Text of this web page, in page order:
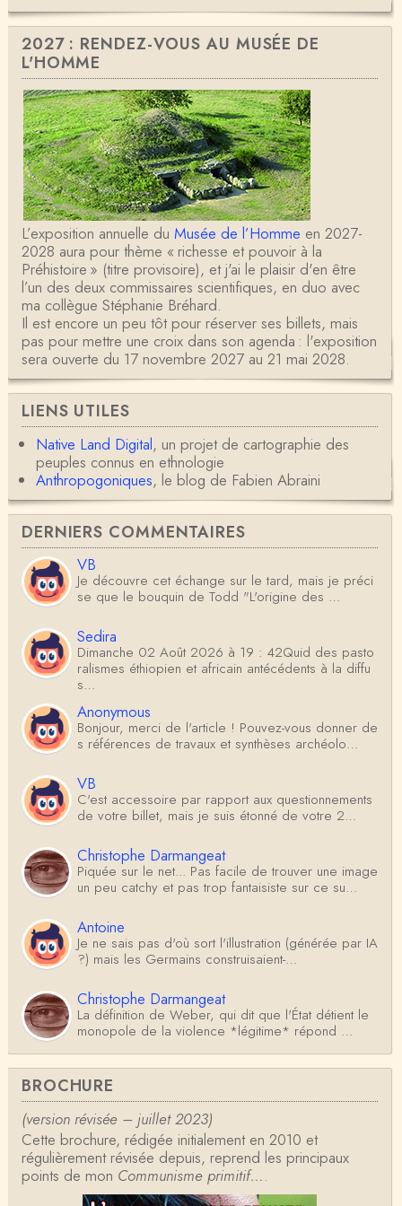
2027 : RENDEZ-VOUS AU MUSÉE DE
L'HOMME
L’exposition annuelle du Musée de l’Homme en 2027-
2028 aura pour thème « richesse et pouvoir à la
Préhistoire » (titre provisoire), et j'ai le plaisir d'en être
l’un des deux commissaires scientifiques, en duo avec
ma collègue Stéphanie Bréhard.
Il est encore un peu tôt pour réserver ses billets, mais
pas pour mettre une croix dans son agenda : l'exposition
sera ouverte du 17 novembre 2027 au 21 mai 2028.
LIENS UTILES
Native Land Digital, un projet de cartographie des
peuples connus en ethnologie
Anthropogoniques, le blog de Fabien Abraini
DERNIERS COMMENTAIRES
VB
Je découvre cet échange sur le tard, mais je préci
se que le bouquin de Todd "L'origine des …
Sedira
Dimanche 02 Août 2026 à 19 : 42Quid des pasto
ralismes éthiopien et africain antécédents à la diffu
s…
Anonymous
Bonjour, merci de l'article ! Pouvez-vous donner de
s références de travaux et synthèses archéolo…
VB
C'est accessoire par rapport aux questionnements
de votre billet, mais je suis étonné de votre 2…
Christophe Darmangeat
Piquée sur le net... Pas facile de trouver une image
un peu catchy et pas trop fantaisiste sur ce su…
Antoine
Je ne sais pas d'où sort l'illustration (générée par IA
?) mais les Germains construisaient-…
Christophe Darmangeat
La définition de Weber, qui dit que l'État détient le
monopole de la violence *légitime* répond …
Anonymous
Formidable et complexe sujet ; l'ancien professeur
d'histoire que je suis, Alsacien de surcr…
Tangui Przybylowski
Concernant Fustel de Coulanges, j'ai le souvenir
d'avoir lu, il y a près de 10 ans, un autre…
BROCHURE
(version révisée – juillet 2023)
Cette brochure, rédigée initialement en 2010 et
régulièrement révisée depuis, reprend les principaux
points de mon Communisme primitif….